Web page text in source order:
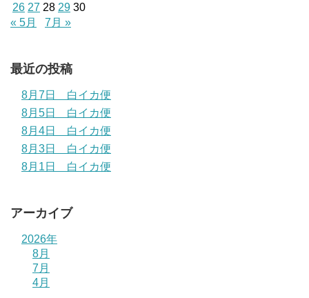
26 27 28 29 30
« 5月
7月 »
最近の投稿
8月7日 白イカ便
8月5日 白イカ便
8月4日 白イカ便
8月3日 白イカ便
8月1日 白イカ便
アーカイブ
2026年
8月
7月
4月